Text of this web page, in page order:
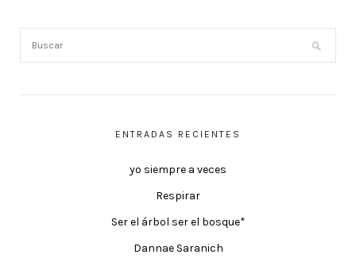
ENTRADAS RECIENTES
yo siempre a veces
Respirar
Ser el árbol ser el bosque*
Dannae Saranich